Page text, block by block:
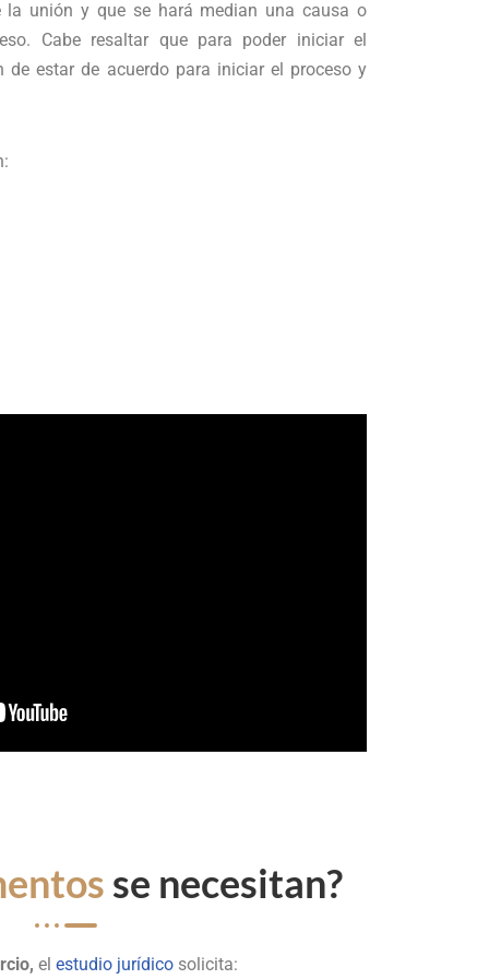
la unión y que se hará median una causa o
Cabe resaltar que para poder iniciar el
de estar de acuerdo para iniciar el proceso y
se necesitan?
el estudio jurídico solicita: